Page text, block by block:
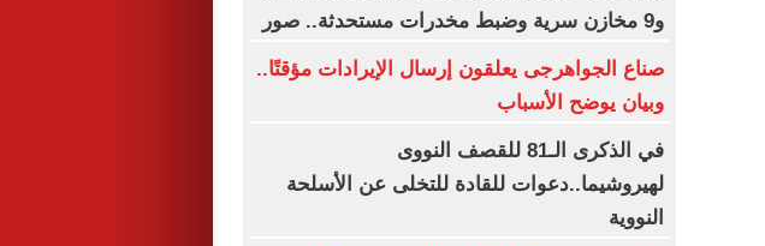
و9 مخازن سرية وضبط مخدرات مستحدثة.. صور
صناع الجواهرجى يعلقون إرسال الإيرادات مؤقتًا..
وبيان يوضح الأسباب
في الذكرى الـ81 للقصف النووى
لهيروشيما..دعوات للقادة للتخلى عن الأسلحة
النووية